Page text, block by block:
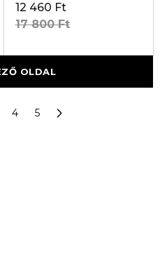
12 460 Ft
17 800 Ft
OLDAL
4 5